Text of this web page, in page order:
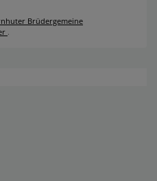
Brüdergemeine
.